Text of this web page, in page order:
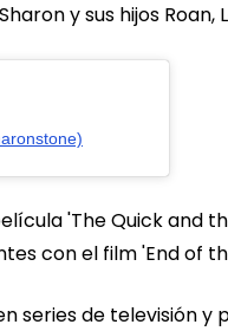
y sus hijos Roan,
'The Quick and
con el film 'End of
de televisión y